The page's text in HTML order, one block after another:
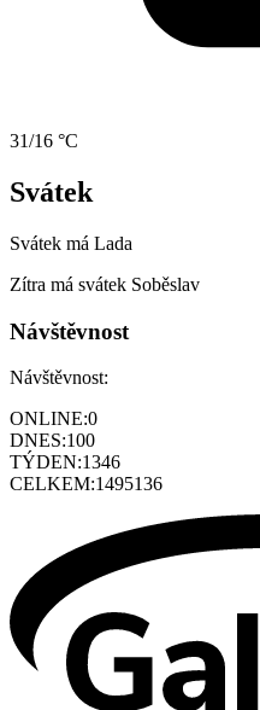
31/16 °C
Svátek
Svátek má Lada
Zítra má svátek Soběslav
Návštěvnost
Návštěvnost:
ONLINE:0
DNES:100
TÝDEN:1346
CELKEM:1495136